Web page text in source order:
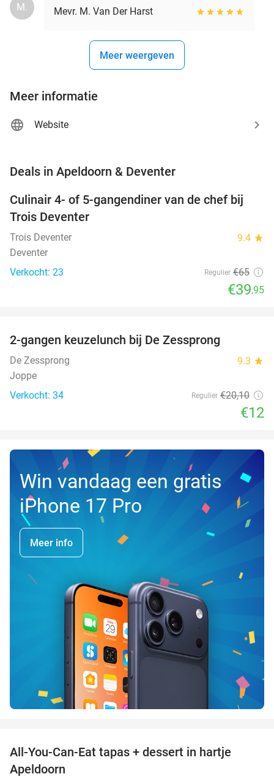
M. Mevr. M. Van Der Harst
Meer weergeven
Meer informatie
Website
Deals in Apeldoorn & Deventer
39%
TODAY
Culinair 4- of 5-gangendiner van de chef bij
Trois Deventer
Trois Deventer 9.4 star
Deventer
Verkocht: 23
Regulier €65
€39,95
NEW
TODAY
2-gangen keuzelunch bij De Zessprong
De Zessprong 9.3 star
Joppe
Verkocht: 34
Regulier €20,10
€12
Win vandaag een gratis
iPhone 17 Pro
Meer info
All-You-Can-Eat tapas + dessert in hartje
Apeldoorn